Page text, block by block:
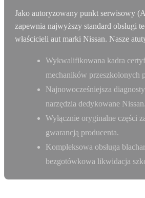
Jako autoryzowany punkt serwisowy
zapewnia najwyższy standard obsługi
właścicieli aut marki Nissan. Nasze
Wykwalifikowana kadra
mechaników przeszkolonych
Najnowocześniejsza
narzędzia dedykowane Nissan.
Wyłącznie oryginalne części
gwarancją producenta.
Kompleksowa obsługa
bezgotówkowa likwidacja